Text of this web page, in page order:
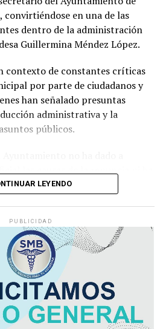
sector azucarero.
convirtiéndose en una de las
dentro de la administración
Guillermina Méndez López.
contexto de constantes críticas
por parte de ciudadanos y
han señalado presuntas
administrativa y la
públicos.
la Secretaría del
horas el gobierno
oficial sobre la salida del
la persona que asumirá el cargo.
LEYENDO
PUBLICIDAD